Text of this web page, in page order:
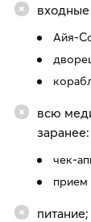
Айя-
всю
заранее:
чек-
прием
питание;